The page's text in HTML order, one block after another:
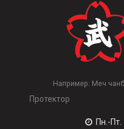
Например: Меч
Пн.-Пт.